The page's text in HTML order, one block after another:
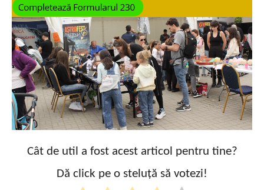
Cât de util a fost acest articol pentru tine?
Dă click pe o steluță să votezi!